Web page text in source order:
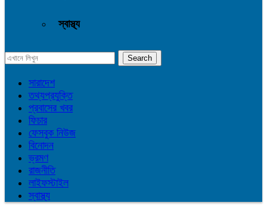
স্বাস্থ্য
সারাদেশ
তথ্যপ্রযুক্তি
প্রবাসের খবর
ফিচার
ফেসবুক নিউজ
বিনোদন
ভ্রমণ
রাজনীতি
লাইফস্টাইল
স্বাস্থ্য